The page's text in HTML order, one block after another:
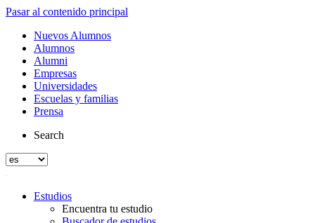
Pasar al contenido principal
Nuevos Alumnos
Alumnos
Alumni
Empresas
Universidades
Escuelas y familias
Prensa
Search
Estudios
Encuentra tu estudio